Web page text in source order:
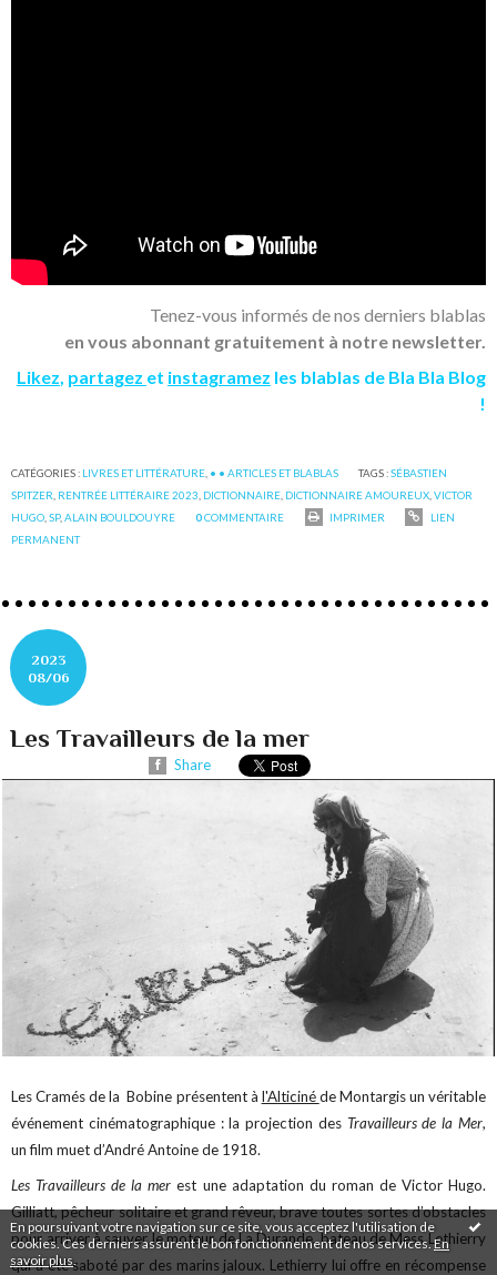
En poursuivant votre navigation sur ce site, vous acceptez l'utilisation de
cookies. Ces derniers assurent le bon fonctionnement de nos services.En
savoir plus.
Tenez-vous informés de nos derniers blablas
en vous abonnant gratuitement à notre newsletter.
Likez partagez et instagramez les blablas de Bla Bla Blog
!
CATÉGORIES : LIVRES ET LITTÉRATURE • • ARTICLES ET BLABLAS TAGS :SÉBASTIEN
SPITZER RENTRÉE LITTÉRAIRE 2023 DICTIONNAIRE DICTIONNAIRE AMOUREUX ,VICTOR
HUGO ,SP,ALAIN BOULDOUYRE 0COMMENTAIRE IMPRIMER
LIEN
PERMANENT
2023
08/06
Les Travailleurs de la mer
Share
Les Cramés de la Bobine présentent à l'Alticinéde Montargis un véritable
événement cinématographique : la projection des Travailleurs de la Mer,
un film muet d’André Antoine de 1918.
Les Travailleurs de la merest une adaptation du roman de Victor Hugo.
Gilliatt, pêcheur solitaire et grand rêveur, brave toutes sortes d’obstacles
pour arriver à sauver le moteur de La Durande, bateau de Mess Lethierry
qui a été saboté par des marins jaloux. Lethierry lui offre en récompense